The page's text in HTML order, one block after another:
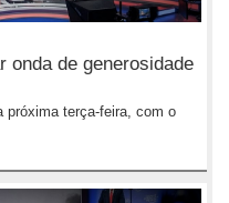
onda de generosidade
próxima terça-feira, com o